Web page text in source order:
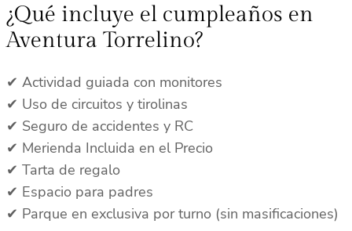
¿Qué incluye el cumpleaños en
Aventura Torrelino?
✔ Actividad guiada con monitores
✔ Uso de circuitos y tirolinas
✔ Seguro de accidentes y RC
✔ Merienda Incluida en el Precio
✔ Tarta de regalo
✔ Espacio para padres
✔ Parque en exclusiva por turno (sin masificaciones)